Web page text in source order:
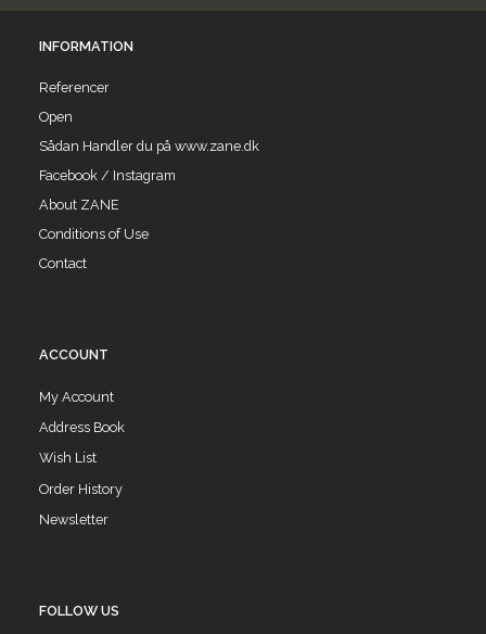
INFORMATION
Referencer
Open
Sådan Handler du på www.zane.dk
Facebook / Instagram
About ZANE
Conditions of Use
Contact
ACCOUNT
My Account
Address Book
Wish List
Order History
Newsletter
FOLLOW US